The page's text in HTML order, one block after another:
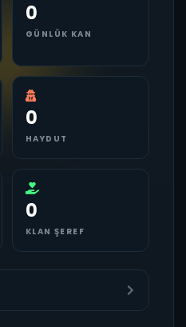
0
GÜNLÜK KAN
0
HAYDUT
0
KLAN ŞEREF